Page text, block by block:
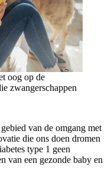
oog op de
zwangerschappen
van de omgang met
die ons doen dromen
type 1 geen
van een gezonde baby en